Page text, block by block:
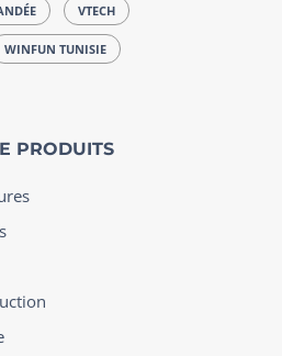
VTECH
WINFUN TUNISIE
PRODUITS